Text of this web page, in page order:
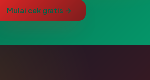
Mulai cek gratis →